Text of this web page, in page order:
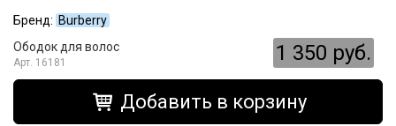
Бренд: Burberry
Ободок для волос
16181 1 350 руб.
Добавить в корзину